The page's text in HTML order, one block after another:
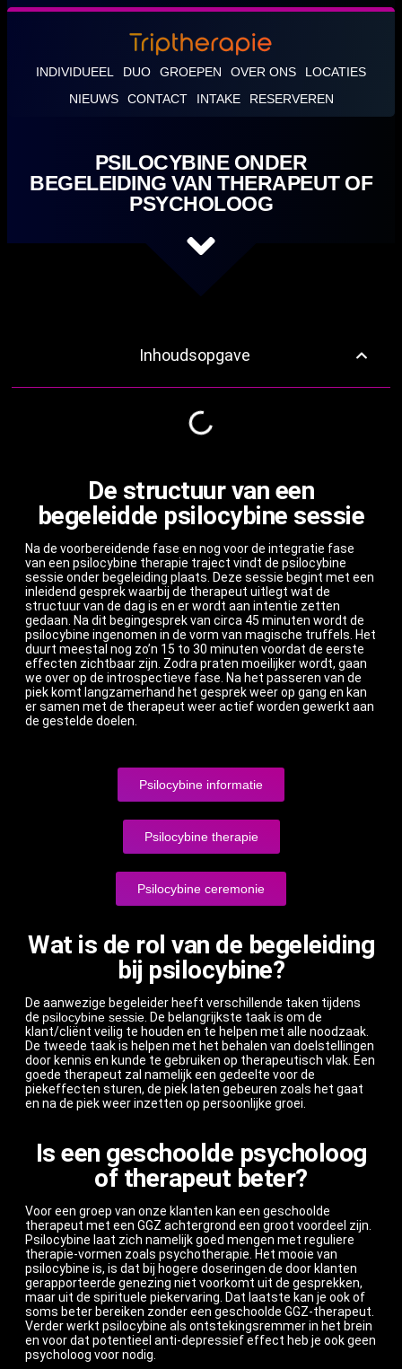
INDIVIDUEEL DUO GROEPEN OVER ONS
LOCATIES
NIEUWS
CONTACT INTAKE RESERVEREN
PSILOCYBINE ONDER
BEGELEIDING VAN THERAPEUT OF
PSYCHOLOOG
Inhoudsopgave
De structuur van een
begeleidde psilocybine sessie
Na de voorbereidende fase en nog voor de integratie fase
van een psilocybine therapie traject vindt de psilocybine
sessie onder begeleiding plaats. Deze sessie begint met een
inleidend gesprek waarbij de therapeut uitlegt wat de
structuur van de dag is en er wordt aan intentie zetten
gedaan. Na dit begingesprek van circa 45 minuten wordt de
psilocybine ingenomen in de vorm van magische truffels. Het
duurt meestal nog zo’n 15 to 30 minuten voordat de eerste
effecten zichtbaar zijn. Zodra praten moeilijker wordt, gaan
we over op de introspectieve fase. Na het passeren van de
piek komt langzamerhand het gesprek weer op gang en kan
er samen met de therapeut weer actief worden gewerkt aan
de gestelde doelen.
Psilocybine informatie
Psilocybine therapie
Psilocybine ceremonie
Wat is de rol van de begeleiding
bij psilocybine?
De aanwezige begeleider heeft verschillende taken tijdens
de psilocybine sessie . De belangrijkste taak is om de
klant/cliënt veilig te houden en te helpen met alle noodzaak.
De tweede taak is helpen met het behalen van doelstellingen
door kennis en kunde te gebruiken op therapeutisch vlak. Een
goede therapeut zal namelijk een gedeelte voor de
piekeffecten sturen, de piek laten gebeuren zoals het gaat
en na de piek weer inzetten op persoonlijke groei.
Is een geschoolde psycholoog
of therapeut beter?
Voor een groep van onze klanten kan een geschoolde
therapeut met een GGZ achtergrond een groot voordeel zijn.
Psilocybine laat zich namelijk goed mengen met reguliere
therapie-vormen zoals psychotherapie. Het mooie van
psilocybine is, is dat bij hogere doseringen de door klanten
gerapporteerde genezing niet voorkomt uit de gesprekken,
maar uit de spirituele piekervaring. Dat laatste kan je ook of
soms beter bereiken zonder een geschoolde GGZ-therapeut.
Verder werkt psilocybine als ontstekingsremmer in het brein
en voor dat potentieel anti-depressief effect heb je ook geen
psycholoog voor nodig.